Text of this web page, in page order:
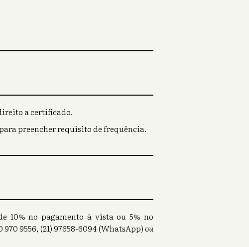
a certificado.
preencher requisito de frequência.
10% no pagamento à vista ou 5% no
9556, (21) 97658-6094 (WhatsApp)ou